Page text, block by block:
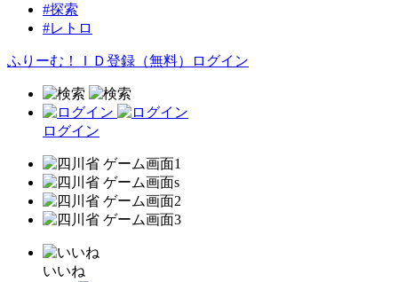
#探索
#レトロ
ふりーむ！ＩＤ登録（無料） ログイン
ログイン
いいね